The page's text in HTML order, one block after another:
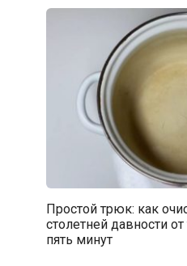
Простой трюк: как
столетней давности
пять минут